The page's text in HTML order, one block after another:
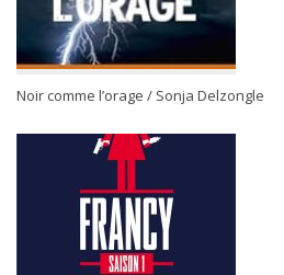
Noir comme l’orage / Sonja Delzongle